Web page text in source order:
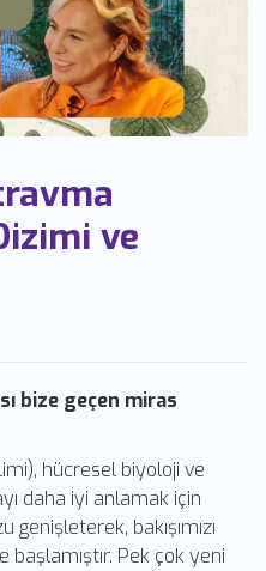
ve
bize geçen miras
hücresel biyoloji ve
daha iyi anlamak için
bakışımızı
Pek çok yeni